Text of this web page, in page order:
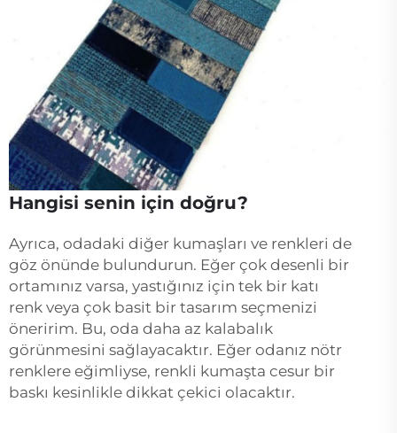
Hangisi senin için doğru?
Ayrıca, odadaki diğer kumaşları ve renkleri de
göz önünde bulundurun. Eğer çok desenli bir
ortamınız varsa, yastığınız için tek bir katı
renk veya çok basit bir tasarım seçmenizi
öneririm. Bu, oda daha az kalabalık
görünmesini sağlayacaktır. Eğer odanız nötr
renklere eğimliyse, renkli kumaşta cesur bir
baskı kesinlikle dikkat çekici olacaktır.